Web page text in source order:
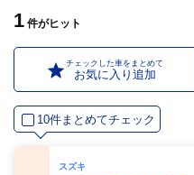
1 件がヒット
チェックした車をまとめて
お気に入り追加
10件まとめてチェック
スズキ